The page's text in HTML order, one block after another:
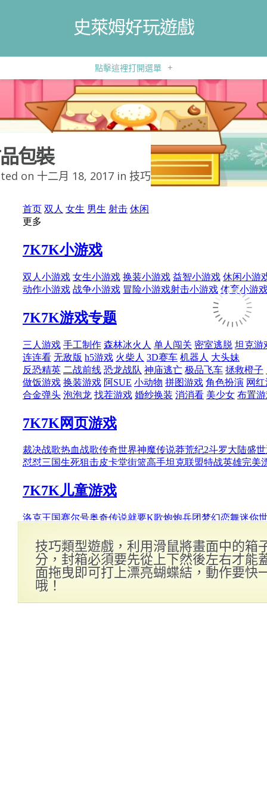
史萊姆好玩遊戲
點擊這裡打開選單 +
包裝
on 十二月 18, 2017 in 技巧
技巧類型遊戲，利用滑鼠將畫面中的箱
分，封箱必須要先從上下然後左右才能
面拖曳即可打上漂亮蝴蝶結，動作要快
哦！